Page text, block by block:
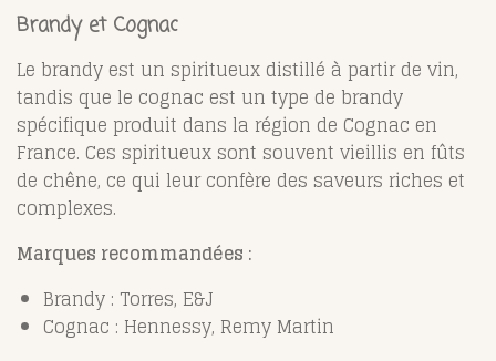
Brandy et Cognac
Le brandy est un spiritueux distillé à partir de vin,
tandis que le cognac est un type de brandy
spécifique produit dans la région de Cognac en
France. Ces spiritueux sont souvent vieillis en fûts
de chêne, ce qui leur confère des saveurs riches et
complexes.
Marques recommandées :
Brandy : Torres, E&J
Cognac : Hennessy, Remy Martin